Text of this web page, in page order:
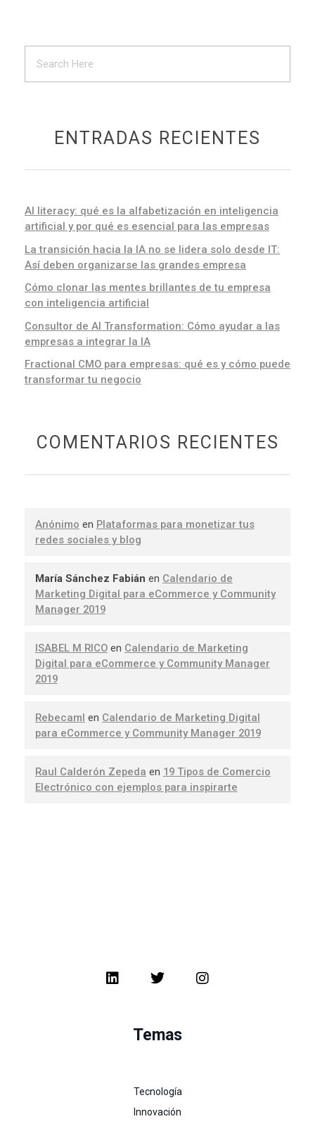
ENTRADAS RECIENTES
AI literacy: qué es la alfabetización en inteligencia
artificial y por qué es esencial para las empresas
La transición hacia la IA no se lidera solo desde IT:
Así deben organizarse las grandes empresa
Cómo clonar las mentes brillantes de tu empresa
con inteligencia artificial
Consultor de AI Transformation: Cómo ayudar a las
empresas a integrar la IA
Fractional CMO para empresas: qué es y cómo puede
transformar tu negocio
COMENTARIOS RECIENTES
Anónimo en Plataformas para monetizar tus
redes sociales y blog
María Sánchez Fabián en Calendario de
Marketing Digital para eCommerce y Community
Manager 2019
ISABEL M RICOen Calendario de Marketing
Digital para eCommerce y Community Manager
2019
Rebecaml en Calendario de Marketing Digital
para eCommerce y Community Manager 2019
Raul Calderón Zepeda en 19 Tipos de Comercio
Electrónico con ejemplos para inspirarte
Temas
Tecnología
Innovación